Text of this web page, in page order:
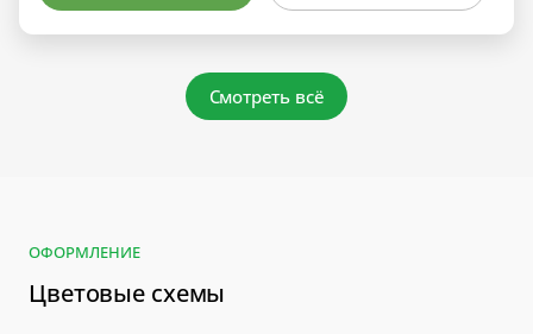
Смотреть всё
ОФОРМЛЕНИЕ
Цветовые схемы